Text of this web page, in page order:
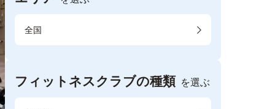
全国
フィットネスクラブの種類 を選ぶ